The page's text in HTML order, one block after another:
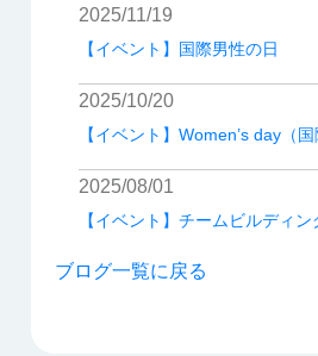
2025/11/19
【イベント】国際男性の日
2025/10/20
【イベント】Women’s day（国
2025/08/01
【イベント】チームビルディン
ブログ一覧に戻る